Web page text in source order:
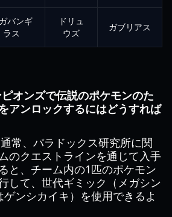
バンギ
ラス
ドリュ
ウズ
ガブリアス
オンズで伝説のポケモンのた
アンロックするにはどうすれば
常、パラドックス研究所に関
のクエストラインを通じて入手
と、チーム内の1匹のポケモン
して、世代ギミック（メガシン
ンシカイキ）を使用できるよ